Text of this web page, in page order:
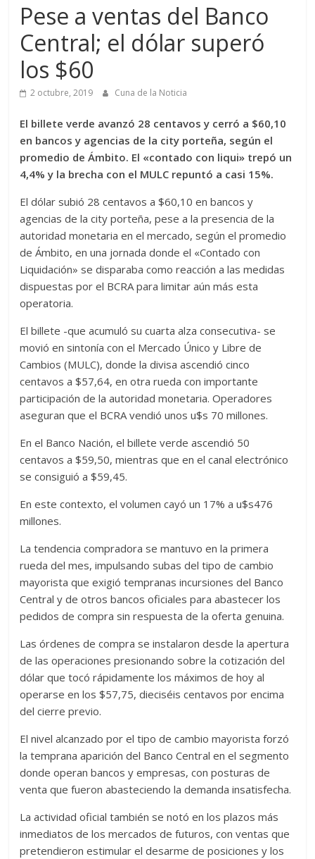
Pese a ventas del Banco
Central; el dólar superó
los $60
2 octubre, 2019 Cuna de la Noticia
El billete verde avanzó 28 centavos y cerró a $60,10
en bancos y agencias de la city porteña, según el
promedio de Ámbito. El «contado con liqui» trepó un
4,4% y la brecha con el MULC repuntó a casi 15%.
El dólar subió 28 centavos a $60,10 en bancos y
agencias de la city porteña, pese a la presencia de la
autoridad monetaria en el mercado, según el promedio
de Ámbito, en una jornada donde el «Contado con
Liquidación» se disparaba como reacción a las medidas
dispuestas por el BCRA para limitar aún más esta
operatoria.
El billete -que acumuló su cuarta alza consecutiva- se
movió en sintonía con el Mercado Único y Libre de
Cambios (MULC), donde la divisa ascendió cinco
centavos a $57,64, en otra rueda con importante
participación de la autoridad monetaria. Operadores
aseguran que el BCRA vendió unos u$s 70 millones.
En el Banco Nación, el billete verde ascendió 50
centavos a $59,50, mientras que en el canal electrónico
se consiguió a $59,45.
En este contexto, el volumen cayó un 17% a u$s476
millones.
La tendencia compradora se mantuvo en la primera
rueda del mes, impulsando subas del tipo de cambio
mayorista que exigió tempranas incursiones del Banco
Central y de otros bancos oficiales para abastecer los
pedidos de compra sin respuesta de la oferta genuina.
Las órdenes de compra se instalaron desde la apertura
de las operaciones presionando sobre la cotización del
dólar que tocó rápidamente los máximos de hoy al
operarse en los $57,75, dieciséis centavos por encima
del cierre previo.
El nivel alcanzado por el tipo de cambio mayorista forzó
la temprana aparición del Banco Central en el segmento
donde operan bancos y empresas, con posturas de
venta que fueron abasteciendo la demanda insatisfecha.
La actividad oficial también se notó en los plazos más
inmediatos de los mercados de futuros, con ventas que
pretendieron estimular el desarme de posiciones y los